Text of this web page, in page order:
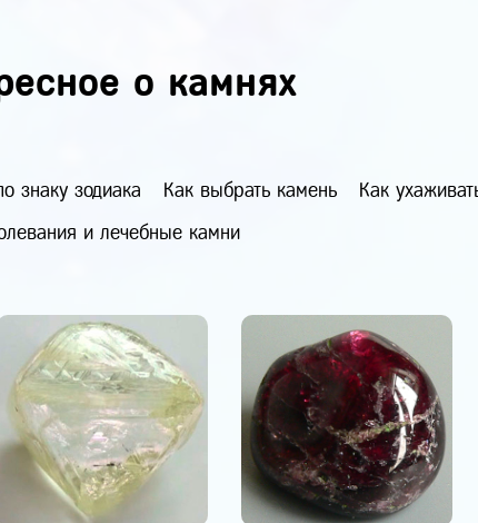
о камнях
знаку зодиака Как выбрать камень Как
и лечебные камни